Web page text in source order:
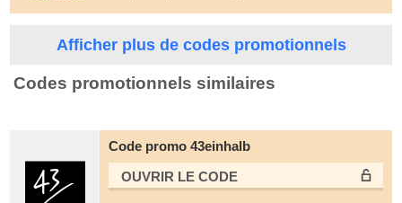
Afficher plus de codes promotionnels
Codes promotionnels similaires
Code promo 43einhalb
OUVRIR LE СODE